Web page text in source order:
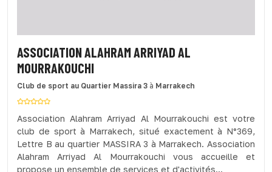
ASSOCIATION ALAHRAM ARRIYAD AL
MOURRAKOUCHI
Club de sport au Quartier Massira 3 à Marrakech
Association Alahram Arriyad Al Mourrakouchi est votre
club de sport à Marrakech, situé exactement à N°369,
Lettre B au quartier MASSIRA 3 à Marrakech. Association
Alahram Arriyad Al Mourrakouchi vous accueille et
propose un ensemble de services et d'activités...